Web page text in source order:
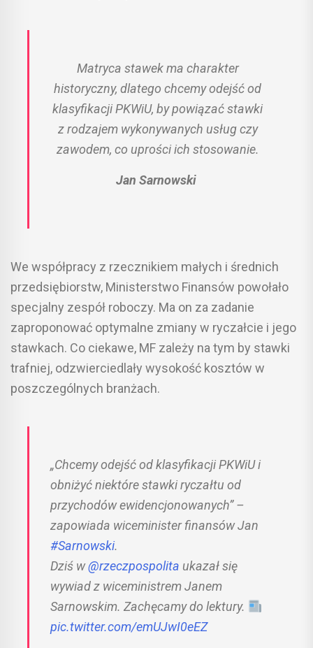
Matryca stawek ma charakter
historyczny, dlatego chcemy odejść od
klasyfikacji PKWiU, by powiązać stawki
z rodzajem wykonywanych usług czy
zawodem, co uprości ich stosowanie.
Jan Sarnowski
We współpracy z rzecznikiem małych i średnich
przedsiębiorstw, Ministerstwo Finansów powołało
specjalny zespół roboczy. Ma on za zadanie
zaproponować optymalne zmiany w ryczałcie i jego
stawkach. Co ciekawe, MF zależy na tym by stawki
trafniej, odzwierciedlały wysokość kosztów w
poszczególnych branżach.
„Chcemy odejść od klasyfikacji PKWiU i
obniżyć niektóre stawki ryczałtu od
przychodów ewidencjonowanych” –
zapowiada wiceminister finansów Jan
#Sarnowski.
Dziś w@rzeczpospolita ukazał się
wywiad z wiceministrem Janem
Sarnowskim. Zachęcamy do lektury.
pic.twitter.com/emUJwI0eEZ